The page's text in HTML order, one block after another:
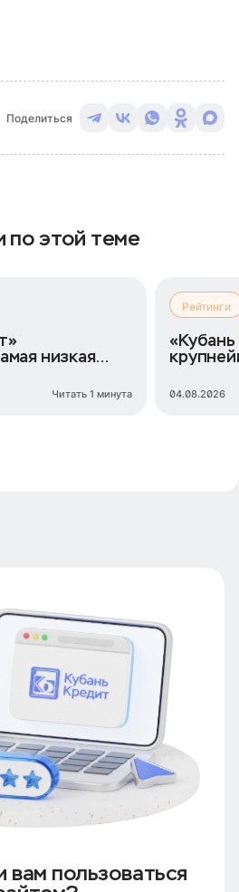
Поделиться
по этой теме
низкая
Читать 1 минута
Рейтинги
04.08.2026
вам пользоваться